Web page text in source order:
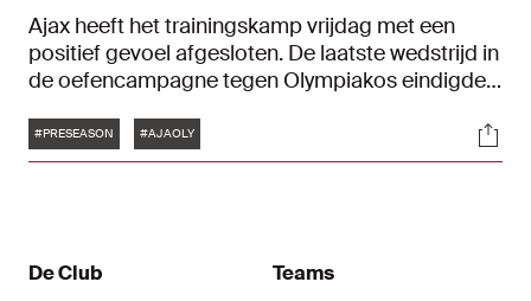
Ajax heeft het trainingskamp vrijdag met een
positief gevoel afgesloten. De laatste wedstrijd in
de oefencampagne tegen Olympiakos eindigde
Carlos Forbs maakte de enige treffer van de
middag en kroonde zich daarmee tot
Tags
#PRESEASON #AJAOLY
De Club
Teams